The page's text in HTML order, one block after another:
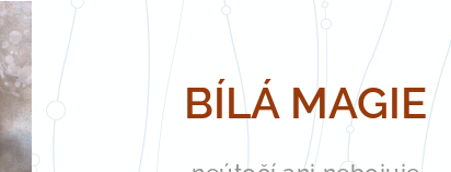
BÍLÁ MAGIE